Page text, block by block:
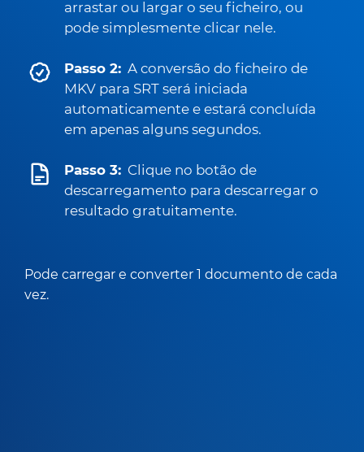
arrastar ou largar o seu ficheiro, ou
pode simplesmente clicar nele.
Passo 2: A conversão do ficheiro de
MKV para SRT será iniciada
automaticamente e estará concluída
em apenas alguns segundos.
Passo 3: Clique no botão de
descarregamento para descarregar o
resultado gratuitamente.
Pode carregar e converter 1 documento de cada
vez.